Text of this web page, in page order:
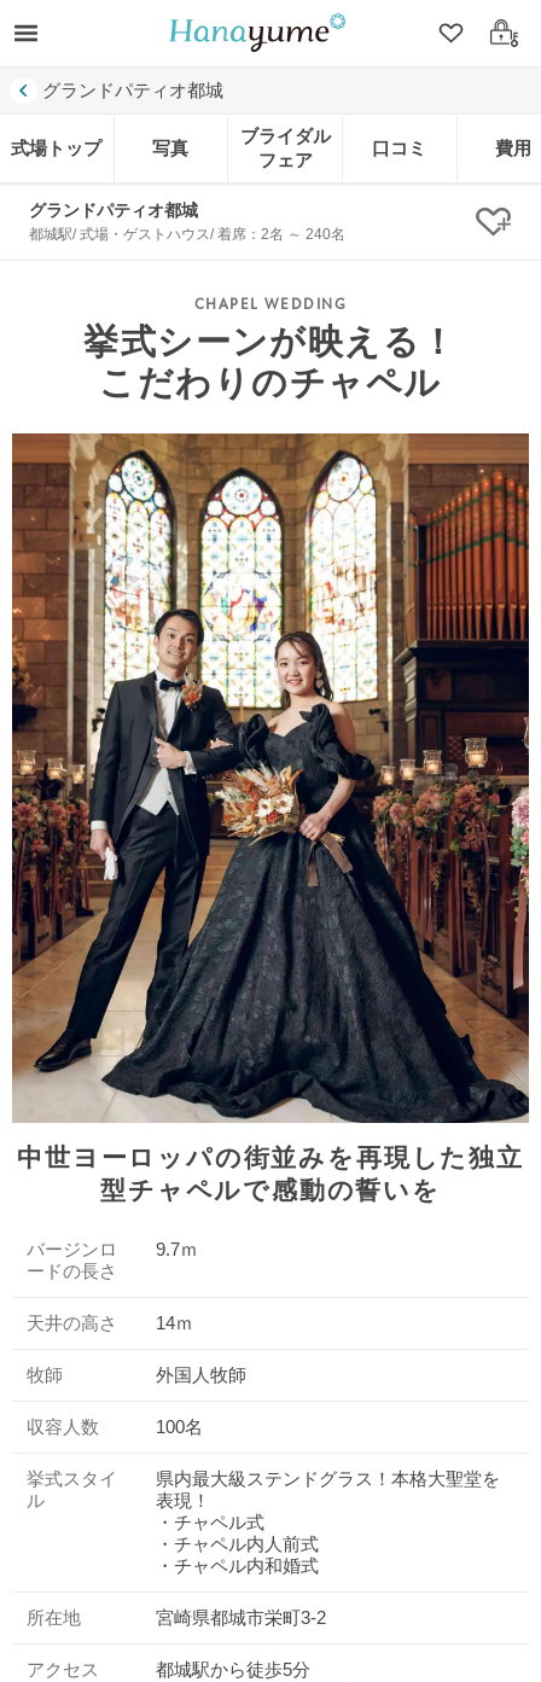
クリップ
ログ
グランドパティオ都城
式場トップ 写真
ブライダル
フェア
口コミ 費用
グランドパティオ都城
都城駅/ 式場・ゲストハウス/ 着席：2名 ～ 240名 ク
挙式シーンが映える！
こだわりのチャペル
中世ヨーロッパの街並みを再現した独立
型チャペルで感動の誓いを
バージンロ
ードの長さ
9.7ｍ
天井の高さ 14ｍ
牧師 外国人牧師
収容人数 100名
挙式スタイ
ル
県内最大級ステンドグラス！本格大聖堂を
表現！
・チャペル式
・チャペル内人前式
・チャペル内和婚式
所在地 宮崎県都城市栄町3-2
アクセス
都城駅から徒歩5分